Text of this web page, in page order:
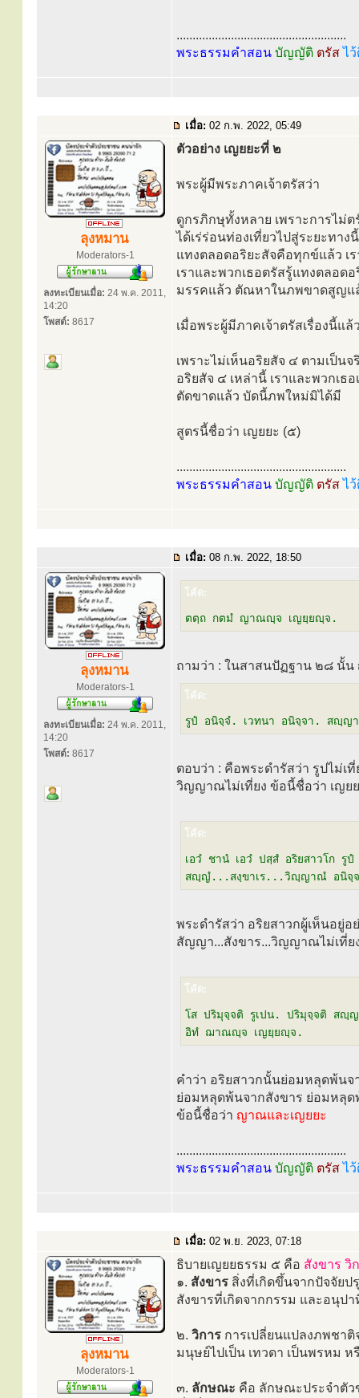
.....................................................
พระธรรมคำสอน บัญญัติ ตรัสไ
เมื่อ: 02 ก.พ. 2022, 05:49
ลุงหมาน
Moderators-1
ลงทะเบียนเมื่อ: 24 พ.ค. 2011,
14:20
โพสต์: 8617
ตัวอย่าง เญยยะที่ ๒
พระผู้มีพระภาคเจ้าตรัสว่า
ดูกรภิกษุทั้งหลาย เพราะการไม่ต
ได้เร่ร่อนท่องเที่ยวไปสู่ระยะทา
แทงตลอดอริยะสัจคือทุกข์แล้ว เ
เราและพวกเธอตรัสรู้แทงตลอด
มรรคแล้ว ตัณหาในภพขาดสูญ
เมื่อพระผู้มีภาคเจ้าตรัสเรื่องนี้แ
เพราะไม่เห็นอริยสัจ ๔ ตามเป็น
อริยสัจ ๔ เหล่านี้ เราและพวกเ
ตัดขาดแล้ว บัดนี้ภพใหม่มิได้มี
สูตรนี้ชื่อว่า เญยยะ (๕)
.....................................................
พระธรรมคำสอน บัญญัติ ตรัสไ
เมื่อ: 08 ก.พ. 2022, 18:50
ลุงหมาน
Moderators-1
ลงทะเบียนเมื่อ: 24 พ.ค. 2011,
14:20
โพสต์: 8617
โค้ด:
ตตฺถ กตมํ ญาณญฺจ เญยฺยญฺจ.
ถามว่า : ในสาสนปัฏฐาน ๒๘ นั้
โค้ด:
รูปํ อนิจฺจํ. เวทนา อนิจฺจา. สญฺ
ตอบว่า : คือพระดำรัสว่า รูปไม่เ
วิญญาณไม่เที่ยง ข้อนี้ชื่อว่า เญย
โค้ด:
เอวํ ชานํ เอวํ ปสฺสํ อริยสาวโก
สญฺญํ...สงฺขาเร...วิญฺญาณํ อนิจฺ
พระดำรัสว่า อริยสาวกผู้เห็นอยู่อ
สัญญา...สังขาร...วิญญาณไม่เที่
โค้ด:
โส ปริมุจฺจติ รูเปน. ปริมุจฺจติ สญฺ
อิทํ ฌาณญฺจ เญยฺยญฺจ.
คำว่า อริยสาวกนั้นย่อมหลุดพ้น
ย่อมหลุดพ้นจากสังขาร ย่อมหลุ
ข้อนี้ชื่อว่า ญาณและเญยยะ
.....................................................
พระธรรมคำสอน บัญญัติ ตรัสไ
เมื่อ: 02 พ.ย. 2023, 07:18
ลุงหมาน
Moderators-1
ธิบายเญยยธรรม ๕ คือ สังขาร
๑. สังขาร สิ่งที่เกิดขึ้นจากปัจจัยป
สังขารที่เกิดจากกรรม และอนุป
๒. วิการ การเปลี่ยนแปลงภพชา
มนุษย์ไปเป็น เทวดา เป็นพรหม
๓. ลักษณะ คือ ลักษณะประจำตัว